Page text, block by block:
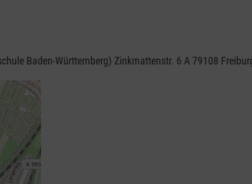
Baden-Württemberg) Zinkmattenstr. 6 A 79108